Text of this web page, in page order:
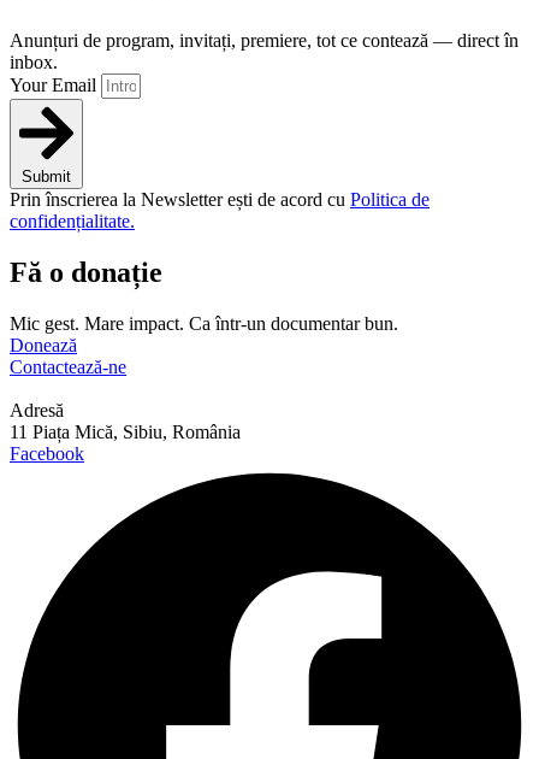
Anunțuri de program, invitați, premiere, tot ce contează — direct în
inbox.
Your Email
Submit
Prin înscrierea la Newsletter ești de acord cu Politica de
confidențialitate.
Fă o donație
Mic gest. Mare impact. Ca într-un documentar bun.
Donează
Contactează-ne
Adresă
11 Piața Mică, Sibiu, România
Facebook